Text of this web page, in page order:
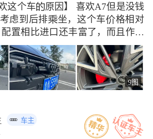
欢这个车原因】 喜欢A7但是没钱
虑到后排坐，这个车格相对
置相比进口还丰富了，而且作为
9图
车主